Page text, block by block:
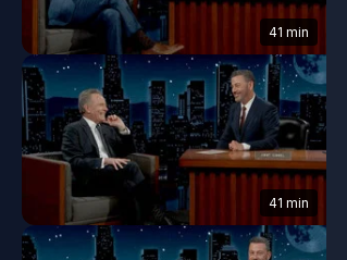
41 min
41 min